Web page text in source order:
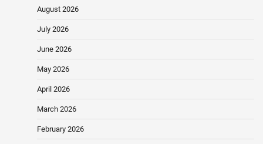
August 2026
July 2026
June 2026
May 2026
April 2026
March 2026
February 2026